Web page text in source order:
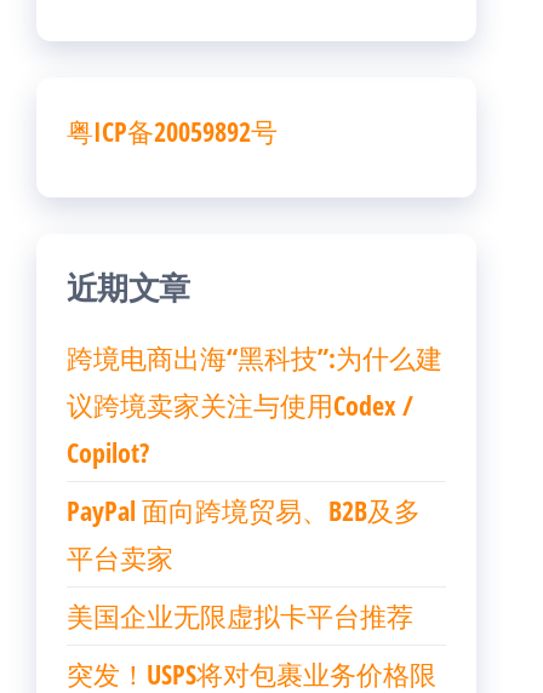
粤ICP备20059892号
近期文章
跨境电商出海“黑科技”:为什么建
议跨境卖家关注与使用Codex /
Copilot?
PayPal 面向跨境贸易、B2B及多
平台卖家
美国企业无限虚拟卡平台推荐
突发！USPS将对包裹业务价格限